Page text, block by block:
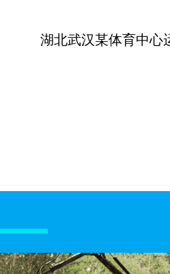
湖北武汉某体育中心